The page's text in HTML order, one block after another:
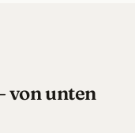
von unten